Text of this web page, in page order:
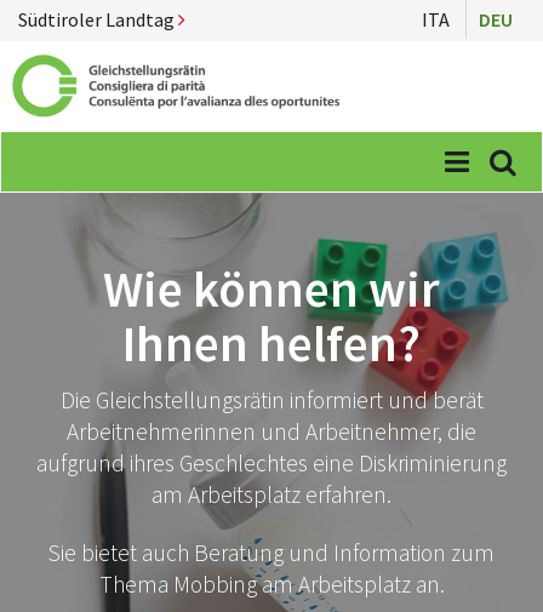
Südtiroler Landtag ITA DEU
Menü
Wie können wir
Ihnen helfen?
Die Gleichstellungsrätin informiert und berät
Arbeitnehmerinnen und Arbeitnehmer, die
aufgrund ihres Geschlechtes eine Diskriminierung
am Arbeitsplatz erfahren.
Sie bietet auch Beratung und Information zum
Thema Mobbing am Arbeitsplatz an.